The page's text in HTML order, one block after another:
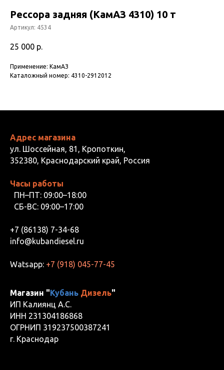
Рессора задняя (КамАЗ 4310) 10 т
Артикул: 4534
25 000 р.
Применение: КамАЗ
Каталожный номер: 4310-2912012
Адрес магазина
ул. Шоссейная, 81, Кропоткин,
352380, Краснодарский край, Россия
Часы работы
ПН–ПТ: 09:00–18:00
СБ-ВС: 09:00–17:00
+7 (86138) 7-34-68
info@kubandiesel.ru
Watsapp: +7 (918) 045-77-45
Магазин "Кубань Дизель"
ИП Калиянц А.С.
ИНН 231304186868
ОГРНИП 319237500387241
г. Краснодар